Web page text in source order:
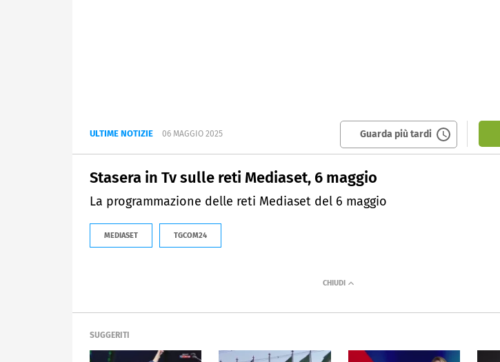
ULTIME NOTIZIE 06 MAGGIO 2025 Guarda più tardi
Stasera in Tv sulle reti Mediaset, 6 maggio
La programmazione delle reti Mediaset del 6 maggio
MEDIASET TGCOM24
SUGGERITI